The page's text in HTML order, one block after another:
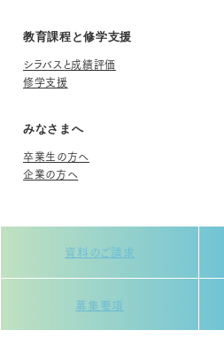
教育課程と修学支援
シラバスと成績評価
修学支援
みなさまへ
卒業生の方へ
企業の方へ
資料のご請求
募集要項